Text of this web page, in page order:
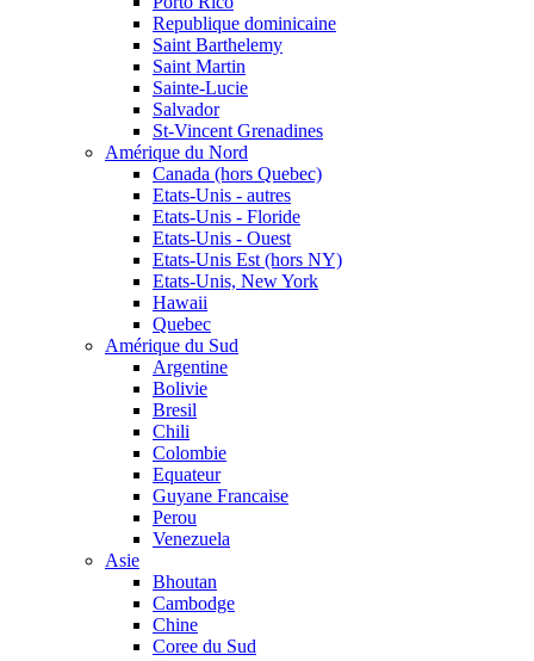
Republique dominicaine
Saint Barthelemy
Saint Martin
Sainte-Lucie
Salvador
St-Vincent Grenadines
Amérique du Nord
Canada (hors Quebec)
Etats-Unis - autres
Etats-Unis - Floride
Etats-Unis - Ouest
Etats-Unis Est (hors NY)
Etats-Unis, New York
Hawaii
Quebec
Amérique du Sud
Argentine
Bolivie
Bresil
Chili
Colombie
Equateur
Guyane Francaise
Perou
Venezuela
Asie
Bhoutan
Cambodge
Chine
Coree du Sud